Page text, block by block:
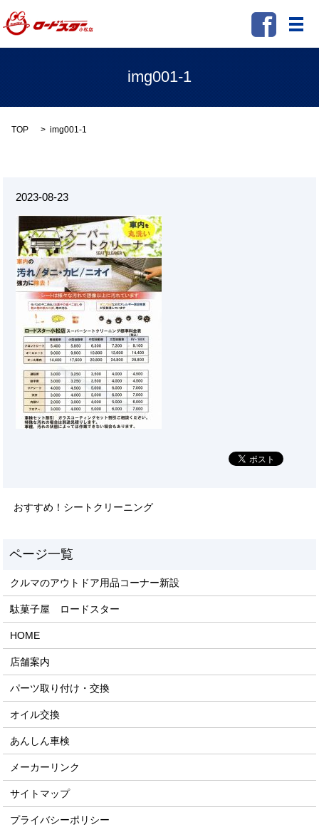
メ
img001-1
TOP img001-1
2023-08-23
おすすめ！シートクリーニング
クルマのアウトドア用品コーナー新設
駄菓子屋 ロードスター
HOME
店舗案内
パーツ取り付け・交換
オイル交換
あんしん車検
メーカーリンク
サイトマップ
プライバシーポリシー